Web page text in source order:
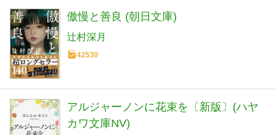
傲慢と善良 (朝日文庫)
辻村深月
42530
アルジャーノンに花束を〔新版〕(ハヤ
カワ文庫NV)